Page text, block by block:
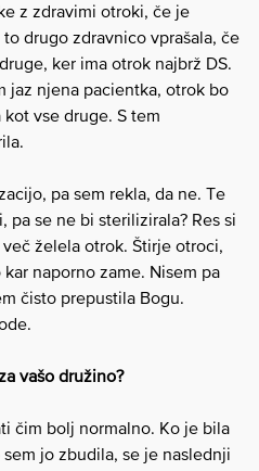
z zdravimi otroki, če je
drugo zdravnico vprašala, če
ker ima otrok najbrž DS.
jaz njena pacientka, otrok bo
vse druge. S tem
pa sem rekla, da ne. Te
pa se ne bi sterilizirala? Res si
želela otrok. Štirje otroci,
naporno zame. Nisem pa
čisto prepustila Bogu.
vašo družino?
čim bolj normalno. Ko je bila
jo zbudila, se je naslednji